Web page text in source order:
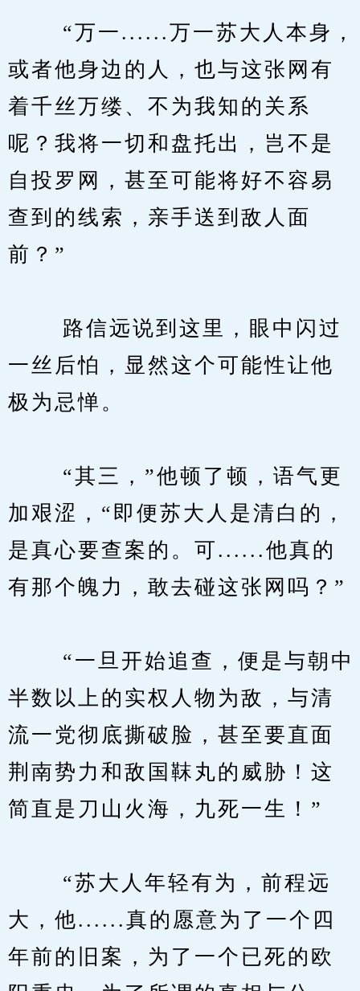
“万一......万一苏大人本身，
或者他身边的人，也与这张网有
着千丝万缕、不为我知的关系
呢？我将一切和盘托出，岂不是
自投罗网，甚至可能将好不容易
查到的线索，亲手送到敌人面
前？”
路信远说到这里，眼中闪过
一丝后怕，显然这个可能性让他
极为忌惮。
“其三，”他顿了顿，语气更
加艰涩，“即便苏大人是清白的，
是真心要查案的。可......他真的
有那个魄力，敢去碰这张网吗？”
“一旦开始追查，便是与朝中
半数以上的实权人物为敌，与清
流一党彻底撕破脸，甚至要直面
荆南势力和敌国靺丸的威胁！这
简直是刀山火海，九死一生！”
“苏大人年轻有为，前程远
大，他......真的愿意为了一个四
年前的旧案，为了一个已死的欧